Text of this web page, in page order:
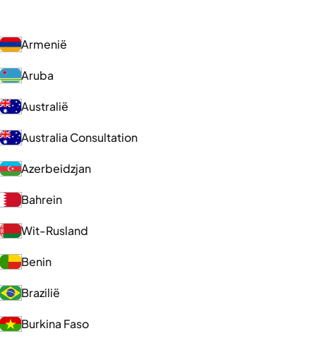
Armenië
Aruba
Australië
Australia Consultation
Azerbeidzjan
Bahrein
Wit-Rusland
Benin
Brazilië
Burkina Faso